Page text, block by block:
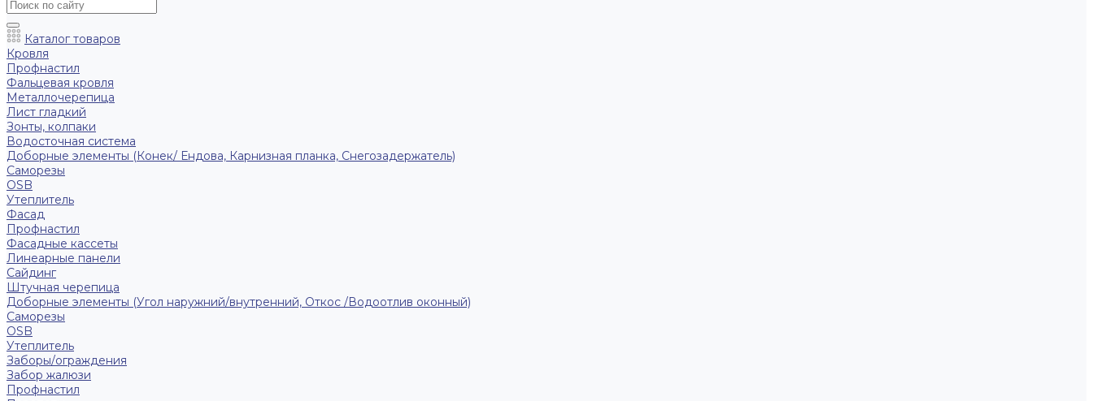
Каталог товаров
Кровля
Профнастил
Фальцевая кровля
Металлочерепица
Лист гладкий
Зонты, колпаки
Водосточная система
Доборные элементы (Конек/ Ендова, Карнизная планка, Снегозадержатель)
Саморезы
ОSB
Утеплитель
Фасад
Профнастил
Фасадные кассеты
Линеарные панели
Сайдинг
Штучная черепица
Доборные элементы (Угол наружний/внутренний, Откос /Водоотлив оконный)
Саморезы
OSB
Утеплитель
Заборы/ограждения
Забор жалюзи
Профнастил